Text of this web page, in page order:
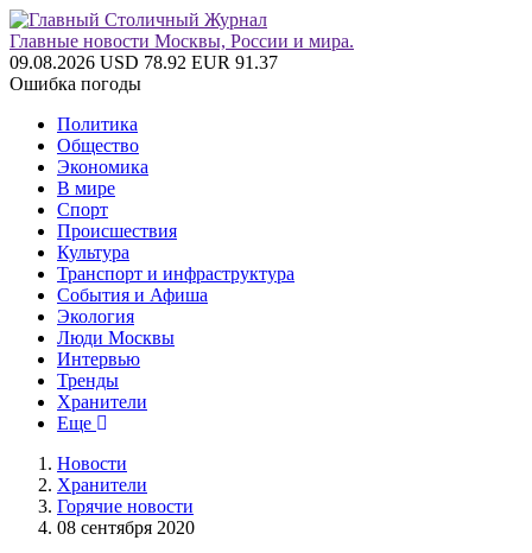
Главные новости Москвы, России и мира.
09.08.2026 USD 78.92 EUR 91.37
Ошибка погоды
Политика
Общество
Экономика
В мире
Спорт
Происшествия
Культура
Транспорт и инфраструктура
События и Афиша
Экология
Люди Москвы
Интервью
Тренды
Хранители
Еще
Новости
Хранители
Горячие новости
08 сентября 2020